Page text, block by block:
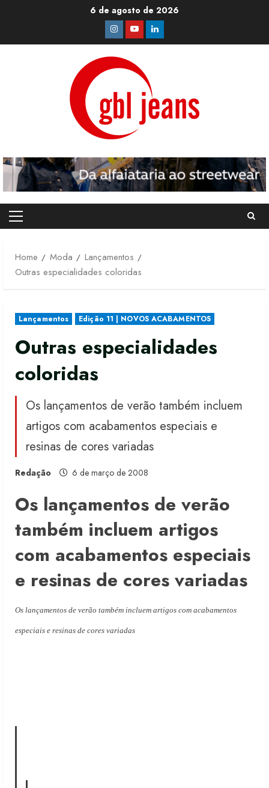
6 de agosto de 2026
Instagram
YoutubeLinkedin
Primary
Home
Moda
Lançamentos
Outras especialidades coloridas
Lançamentos Edição 11 | NOVOS ACABAMENTOS
Outras especialidades
coloridas
Os lançamentos de verão também incluem
artigos com acabamentos especiais e
resinas de cores variadas
Redação 6 de março de 2008
Os lançamentos de verão
também incluem artigos
com acabamentos especiais
e resinas de cores variadas
Os lançamentos de verão também incluem artigos com acabamentos
especiais e resinas de cores variadas